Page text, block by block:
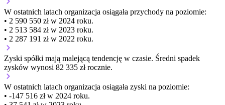
W ostatnich latach organizacja osiągała przychody na poziomie:
• 2 590 550 zł w 2024 roku.
• 2 513 584 zł w 2023 roku.
• 2 287 191 zł w 2022 roku.
Zyski spółki mają malejącą tendencję w czasie. Średni spadek
zysków wynosi 82 335 zł rocznie.
W ostatnich latach organizacja osiągała zyski na poziomie:
• -147 516 zł w 2024 roku.